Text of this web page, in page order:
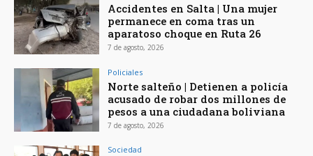
Accidentes en Salta | Una mujer
permanece en coma tras un
aparatoso choque en Ruta 26
7 de agosto, 2026
Policiales
Norte salteño | Detienen a policía
acusado de robar dos millones de
pesos a una ciudadana boliviana
7 de agosto, 2026
Sociedad